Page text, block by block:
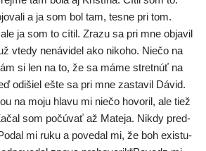
a ja som bol tam, tes­ne pri tom.
ja som to cítil. Zrazu sa pri mne obja­vil
vte­dy nená­vi­del ako niko­ho. Niečo na
si len na to, že sa máme stret­núť na
odišiel ešte sa pri mne zasta­vil Dávid.
na moju hla­vu mi nie­čo hovo­ril, ale tiež
som počú­vať až Mateja. Nikdy pred­
mi ruku a pove­dal mi, že boh exis­tu­